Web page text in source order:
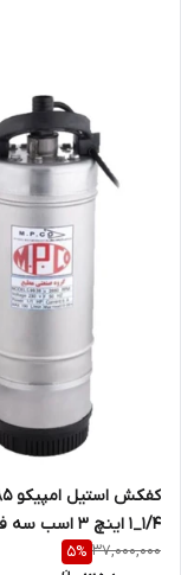
1/4_1 اینچ 3 اسب
جداره MPCO-S.99.85-4
37,000,000
5%